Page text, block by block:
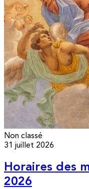
Non classé
31 juillet 2026
Horaires des
2026